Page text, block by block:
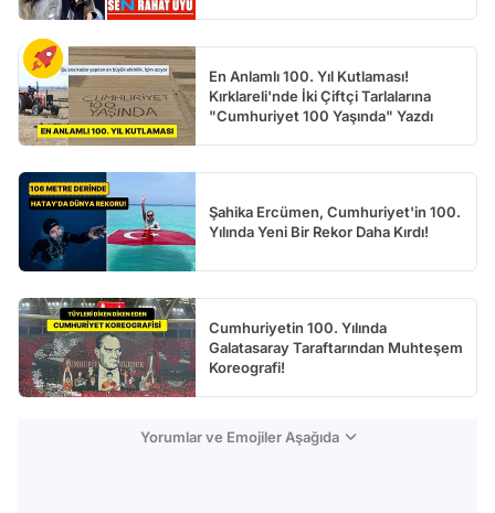
En Anlamlı 100. Yıl Kutlaması!
Kırklareli'nde İki Çiftçi Tarlalarına
"Cumhuriyet 100 Yaşında" Yazdı
Şahika Ercümen, Cumhuriyet'in 100.
Yılında Yeni Bir Rekor Daha Kırdı!
Cumhuriyetin 100. Yılında
Galatasaray Taraftarından Muhteşem
Koreografi!
Yorumlar ve Emojiler Aşağıda